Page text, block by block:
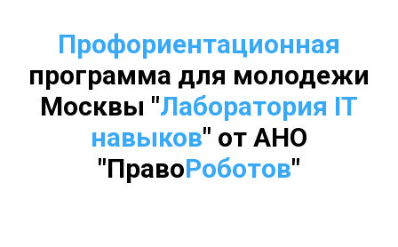
Профориентационная
программа для молодежи
Москвы "Лаборатория IT
навыков" от АНО
"ПравоРоботов"